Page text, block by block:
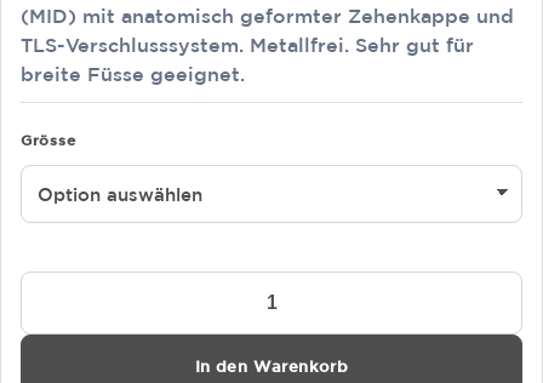
(MID) mit anatomisch geformter Zehenkappe und
TLS-Verschlusssystem. Metallfrei. Sehr gut für
breite Füsse geeignet.
Grösse
Safety
FREEDOM
S1PS
In den Warenkorb